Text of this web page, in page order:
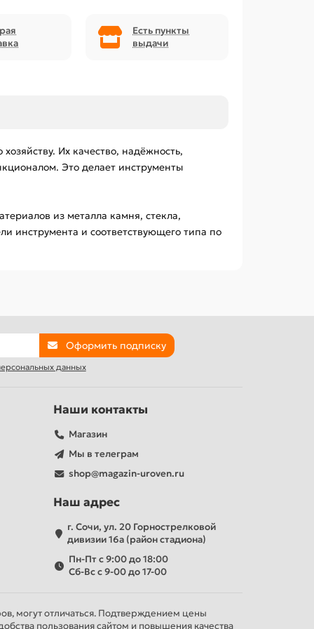
Есть пункты
выдачи
Их качество, надёжность,
Это делает инструменты
из металла камня, стекла,
инструмента и соответствующего типа по
Оформить подписку
данных
Наши контакты
Магазин
Мы в телеграм
shop@magazin-uroven.ru
Наш адрес
г. Сочи, ул. 20 Горнострелковой
дивизии 16а (район стадиона)
Пн-Пт с 9:00 до 18:00
Сб-Вс с 9-00 до 17-00
могут отличаться. Подтверждением цены
пользования сайтом и повышения качества